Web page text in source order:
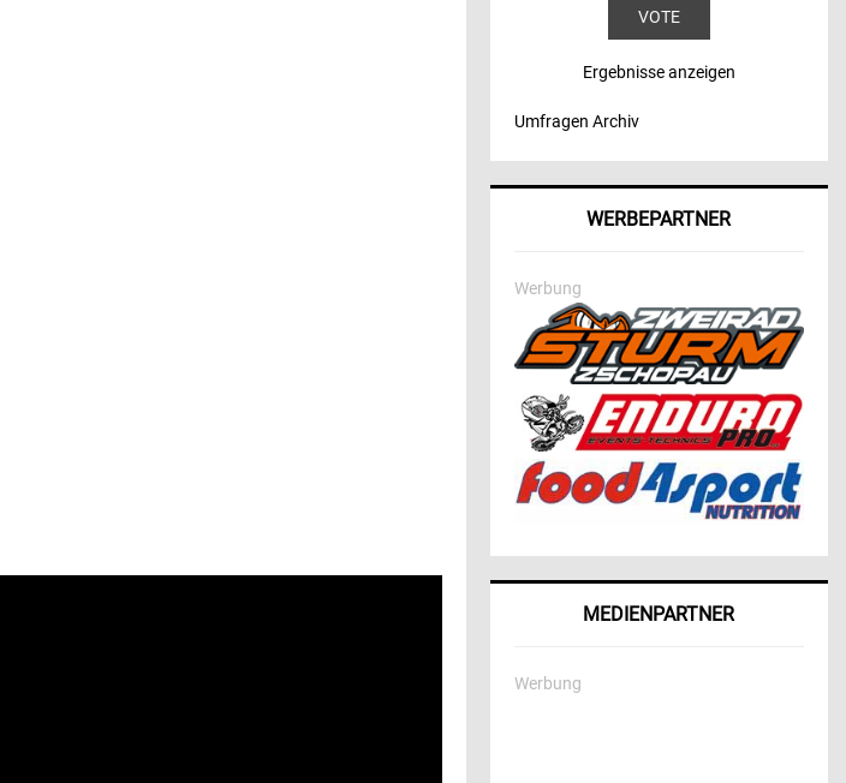
Ergebnisse anzeigen
Umfragen Archiv
WERBEPARTNER
Werbung
MEDIENPARTNER
Werbung